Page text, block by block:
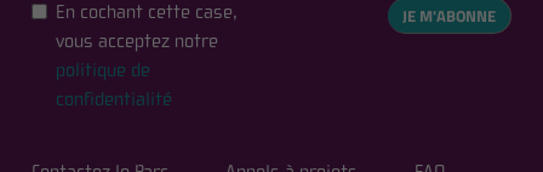
En cochant cette case,
vous acceptez notre
politique de
confidentialité
JE M'ABONNE